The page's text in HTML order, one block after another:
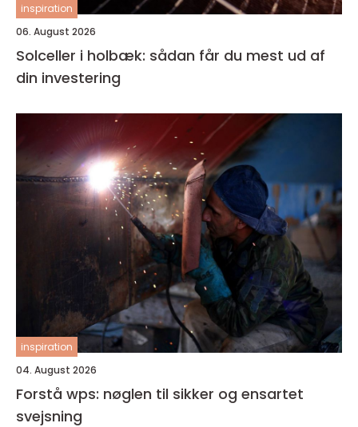
inspiration
06. August 2026
Solceller i holbæk: sådan får du mest ud af
din investering
inspiration
04. August 2026
Forstå wps: nøglen til sikker og ensartet
svejsning